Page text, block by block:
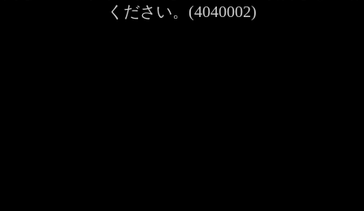
ください。(4040002)